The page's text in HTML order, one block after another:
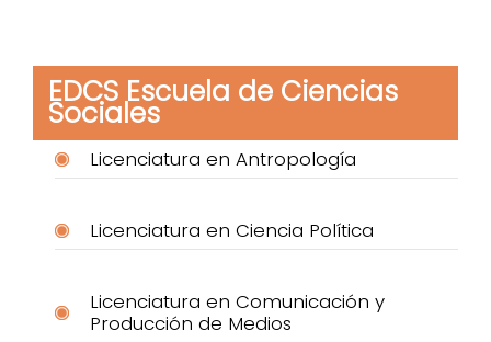
EDCS Escuela de Ciencias
Sociales
Licenciatura en Antropología
Licenciatura en Ciencia Política
Licenciatura en Comunicación y
Producción de Medios